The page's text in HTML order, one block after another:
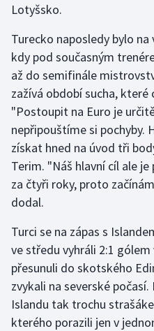
Lotyšsko.
Turecko naposledy bylo
kdy pod současným
až do semifinále
zažívá období sucha, které
"Postoupit na Euro je
nepřipouštíme si pochyby.
získat hned na úvod tři
Terim. "Náš hlavní cíl ale
za čtyři roky, proto
dodal.
Turci se na zápas s
ve středu vyhráli 2:1
přesunuli do skotského
zvykali na severské
Islandu tak trochu
kterého porazili jen v